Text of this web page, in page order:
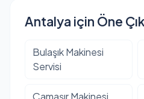
Antalya için Öne
Bulaşık Makinesi
Servisi
Çamaşır Makinesi